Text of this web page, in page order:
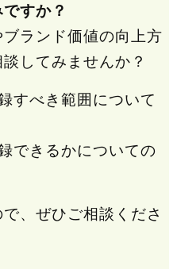
すか？
ランド価値の向上方
してみませんか？
すべき範囲について
できるかについての
、ぜひご相談くださ